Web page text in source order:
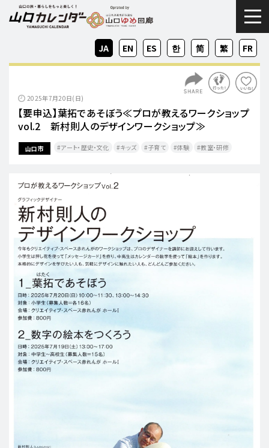
ZH-
CN
ZH-
TW
EN FR
JA KO
ES
2025年7月20日(日)
【要申込】葉拓であそぼう≪プロが教えるワークショップ
vol.2 新村則人のデザインワークショップ≫
山口市 アート・歴史・文化 キッズ 子育て 体験 教室・研修